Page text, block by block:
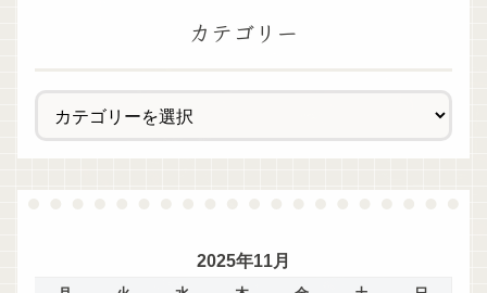
カテゴリー
2025年11月